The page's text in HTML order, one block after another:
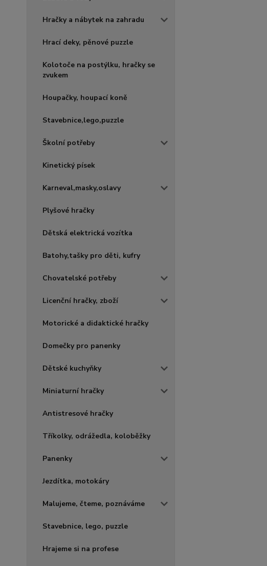
Hračky a nábytek na zahradu
Hrací deky, pěnové puzzle
Kolotoče na postýlku, hračky se
zvukem
Houpačky, houpací koně
Stavebnice,lego,puzzle
Školní potřeby
Kinetický písek
Karneval,masky,oslavy
Plyšové hračky
Dětská elektrická vozítka
Batohy,tašky pro děti, kufry
Chovatelské potřeby
Licenční hračky, zboží
Motorické a didaktické hračky
Domečky pro panenky
Dětské kuchyňky
Miniaturní hračky
Antistresové hračky
Tříkolky, odrážedla, koloběžky
Panenky
Jezdítka, motokáry
Malujeme, čteme, poznáváme
Stavebnice, lego, puzzle
Hrajeme si na profese